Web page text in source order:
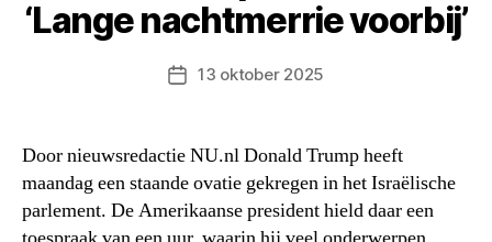
‘Lange nachtmerrie voorbij’
Berichtdatum
13 oktober 2025
Door nieuwsredactie NU.nl Donald Trump heeft
maandag een staande ovatie gekregen in het Israëlische
parlement. De Amerikaanse president hield daar een